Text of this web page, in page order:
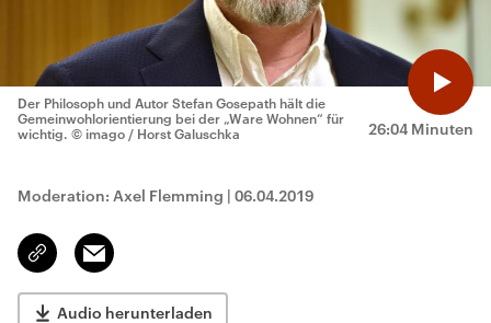
26:04 Minuten
Der Philosoph und Autor Stefan Gosepath hält die
Gemeinwohlorientierung bei der „Ware Wohnen“ für
wichtig. © imago / Horst Galuschka
Moderation: Axel Flemming | 06.04.2019
Link
kopieren/teilen
Email
Audio herunterladen